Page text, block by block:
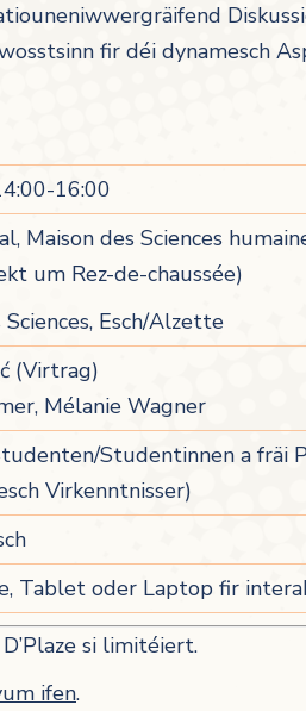
fir déi dynamesch
16:00
Maison des Sciences
um Rez-de-chaussée)
Esch/Alzette
(Virtrag)
Mélanie Wagner
Studentinnen a fräi
Virkenntnisser)
Tablet oder Laptop fir
si limitéiert.
ifen.